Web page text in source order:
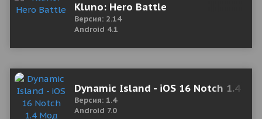
Kluno: Hero Battle
Версия: 2.14
Android 4.1
Dynamic Island - iOS 16 Notch 1.4
Версия: 1.4
Android 7.0